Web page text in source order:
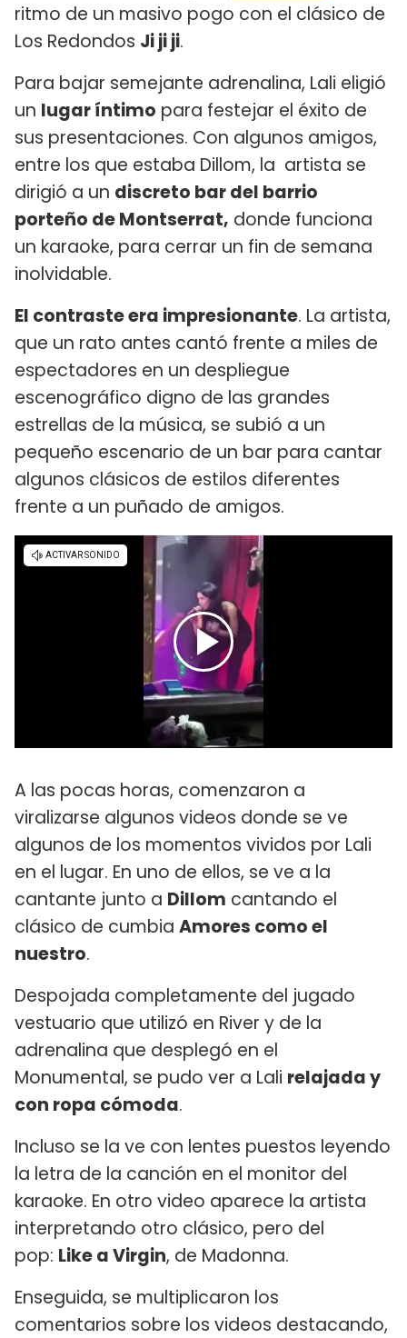
ritmo de un masivo pogo con el clásico de
Los Redondos Ji ji ji.
Para bajar semejante adrenalina, Lali eligió
un lugar íntimo para festejar el éxito de
sus presentaciones. Con algunos amigos,
entre los que estaba Dillom, la artista se
dirigió a un discreto bar del barrio
porteño de Montserrat, donde funciona
un karaoke, para cerrar un fin de semana
inolvidable.
El contraste era impresionante. La artista,
que un rato antes cantó frente a miles de
espectadores en un despliegue
escenográfico digno de las grandes
estrellas de la música, se subió a un
pequeño escenario de un bar para cantar
algunos clásicos de estilos diferentes
frente a un puñado de amigos.
A las pocas horas, comenzaron a
viralizarse algunos videos donde se ve
algunos de los momentos vividos por Lali
en el lugar. En uno de ellos, se ve a la
cantante junto a Dillom cantando el
clásico de cumbia Amores como el
nuestro.
Despojada completamente del jugado
vestuario que utilizó en River y de la
adrenalina que desplegó en el
Monumental, se pudo ver a Lali relajada y
con ropa cómoda.
Incluso se la ve con lentes puestos leyendo
la letra de la canción en el monitor del
karaoke. En otro video aparece la artista
interpretando otro clásico, pero del
pop: Like a Virgin, de Madonna.
Enseguida, se multiplicaron los
comentarios sobre los videos destacando,